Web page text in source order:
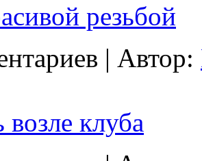
резьбой
| Автор:
клуба